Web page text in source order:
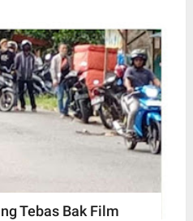
Tebas Bak Film